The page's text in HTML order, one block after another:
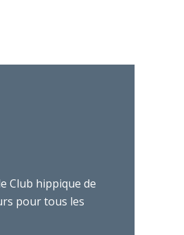
Club hippique de
pour tous les